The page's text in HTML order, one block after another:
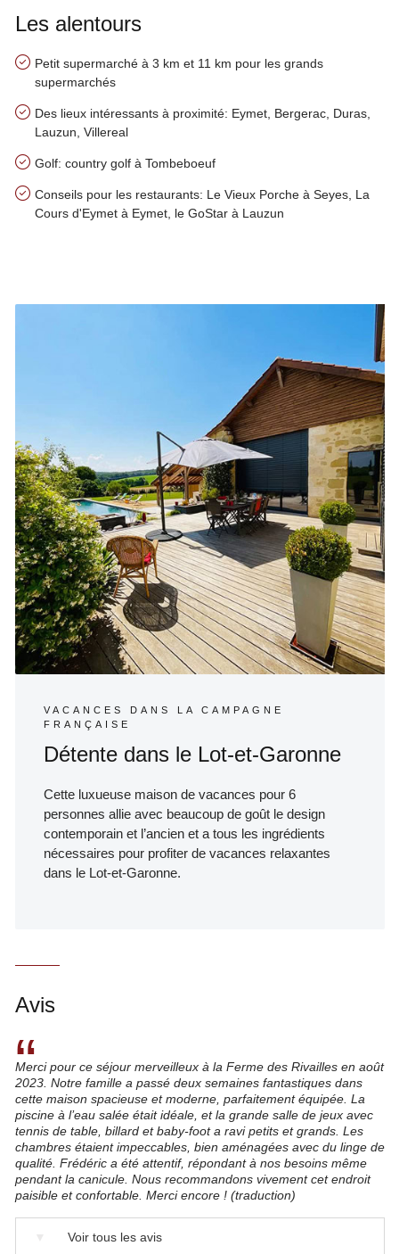
Les alentours
Petit supermarché à 3 km et 11 km pour les grands
supermarchés
Des lieux intéressants à proximité: Eymet, Bergerac, Duras,
Lauzun, Villereal
Golf: country golf à Tombeboeuf
Conseils pour les restaurants: Le Vieux Porche à Seyes, La
Cours d'Eymet à Eymet, le GoStar à Lauzun
VACANCES DANS LA CAMPAGNE
FRANÇAISE
Détente dans le Lot-et-Garonne
Cette luxueuse maison de vacances pour 6
personnes allie avec beaucoup de goût le design
contemporain et l’ancien et a tous les ingrédients
nécessaires pour profiter de vacances relaxantes
dans le Lot-et-Garonne.
Avis
“
Merci pour ce séjour merveilleux à la Ferme des Rivailles en août
2023. Notre famille a passé deux semaines fantastiques dans
cette maison spacieuse et moderne, parfaitement équipée. La
piscine à l’eau salée était idéale, et la grande salle de jeux avec
tennis de table, billard et baby-foot a ravi petits et grands. Les
chambres étaient impeccables, bien aménagées avec du linge de
qualité. Frédéric a été attentif, répondant à nos besoins même
pendant la canicule. Nous recommandons vivement cet endroit
paisible et confortable. Merci encore ! (traduction)
Voir tous les avis